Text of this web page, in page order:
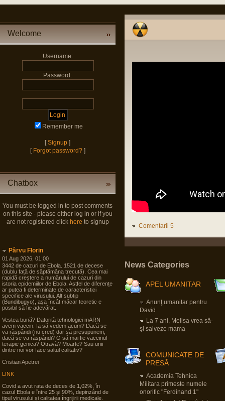
Welcome
Username:
Password:
Remember me
[Signup ]
[ Forgot password? ]
Chatbox
You must be logged in to post comments
on this site - please either log in or if you
are not registered click here to signup
Pârvu Florin
01 Aug 2026, 01:00
3442 de cazuri de Ebola. 1521 de decese
(dublu față de săptămâna trecută). Cea mai
rapidă creștere a numărului de cazuri din
istoria epidemiilor de Ebola. Astfel de diferențe
ar putea fi determinate de caracteristici
specifice ale virusului. Alt subtip
(Bundibugyo), așa încât măcar teoretic e
posibil să fie adevărat.
Vestea bună? Datorită tehnologiei mARN
avem vaccin. Ia să vedem acum? Dacă se
va răspândi (nu cred) dar să presupunem,
dacă se va răspândi? O să mai fie vaccinul
terapie genicā? Otravă? Moarte? Sau unii
dintre noi vor face saltul calitativ?
Cristian Apetrei
LINK
Covid a avut rata de deces de 1,02%, în
cazul Ebola e între 25 și 90%, depinzând de
tipul virusului și calitatea îngrijirii medicale.
Comentarii 5
News Categories
APEL UMANITAR
Anunţ umanitar pentru
David
La 7 ani, Melisa vrea să-
şi salveze mama
COMUNICATE DE
PRESĂ
Academia Tehnica
Militara primeste numele
onorific "Ferdinand 1"